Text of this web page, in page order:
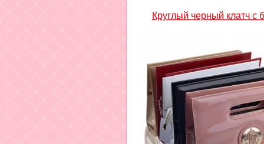
Круглый черный клатч с